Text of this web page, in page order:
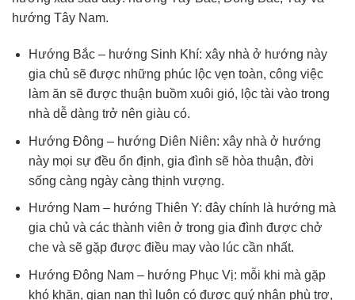
hướng Tây Nam.
Hướng Bắc – hướng Sinh Khí: xây nhà ở hướng này
gia chủ sẽ được những phúc lộc vẹn toàn, công việc
làm ăn sẽ được thuận buồm xuôi gió, lộc tài vào trong
nhà dễ dàng trở nên giàu có.
Hướng Đông – hướng Diên Niên: xây nhà ở hướng
này mọi sự đều ổn định, gia đình sẽ hòa thuận, đời
sống càng ngày càng thịnh vượng.
Hướng Nam – hướng Thiên Y: đây chính là hướng mà
gia chủ và các thành viên ở trong gia đình được chở
che và sẽ gặp được điều may vào lúc cần nhất.
Hướng Đông Nam – hướng Phục Vị: mỗi khi mà gặp
khó khăn, gian nan thì luôn có được quý nhân phù trợ,